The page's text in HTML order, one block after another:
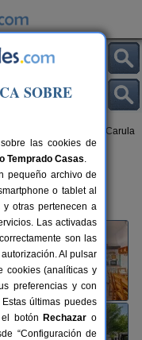
> Casa Rural Carula
SOBRE
las cookies de
Temprado Casas.
pequeño archivo de
o tablet al
y otras pertenecen a
Las activadas
son las
Al pulsar
cookies (analíticas y
preferencias y con
últimas puedes
botón Rechazar o
“Configuración de